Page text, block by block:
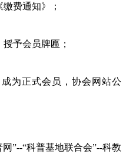
费通知》；
授予会员牌匾 ；
成为正式会员 ， 协会网站公
网”--“科普基地联合会”--科教